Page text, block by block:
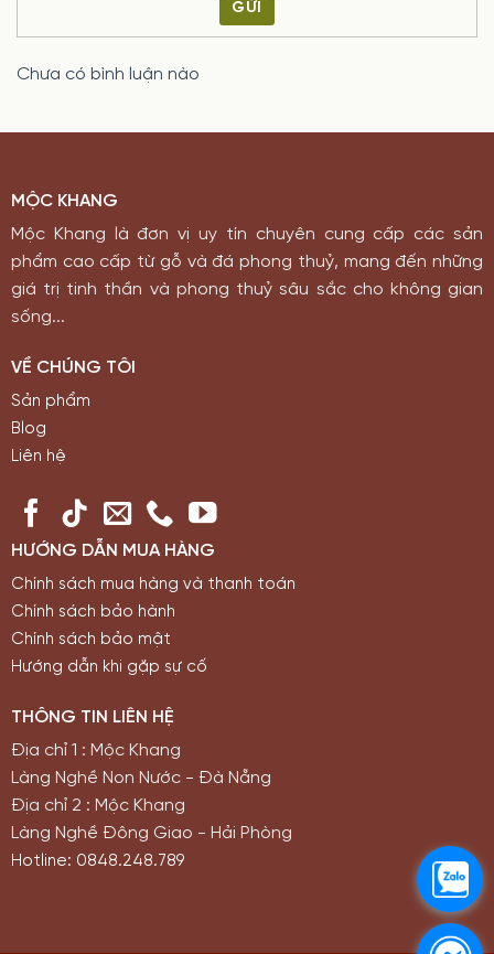
GỬI
Chưa có bình luận nào
MỘC KHANG
Mộc Khang là đơn vị uy tín chuyên cung cấp các sản
phẩm cao cấp từ gỗ và đá phong thuỷ, mang đến những
giá trị tinh thần và phong thuỷ sâu sắc cho không gian
sống...
VỀ CHÚNG TÔI
Sản phẩm
Blog
Liên hệ
HƯỚNG DẪN MUA HÀNG
Chính sách mua hàng và thanh toán
Chính sách bảo hành
Chính sách bảo mật
Hướng dẫn khi gặp sự cố
THÔNG TIN LIÊN HỆ
Địa chỉ 1 : Mộc Khang
Làng Nghề Non Nước - Đà Nẵng
Địa chỉ 2 : Mộc Khang
Làng Nghề Đông Giao - Hải Phòng
Hotline: 0848.248.789